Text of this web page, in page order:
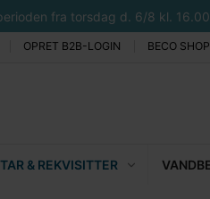
fra torsdag d. 6/8 kl.
OPRET B2B-LOGIN BECO SHOP
& REKVISITTER